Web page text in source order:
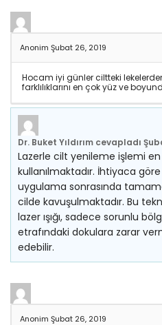
Anonim Şubat 26, 2019
Hocam iyi günler ciltteki
farklılıklarını en çok yüz ve
Dr. Buket Yıldırım cevapladı
Lazerle cilt yenileme işlemi
kullanılmaktadır. İhtiyaca
uygulama sonrasında
cilde kavuşulmaktadır. Bu
lazer ışığı, sadece sorunlu
etrafındaki dokulara zarar
edebilir.
Anonim Şubat 26, 2019